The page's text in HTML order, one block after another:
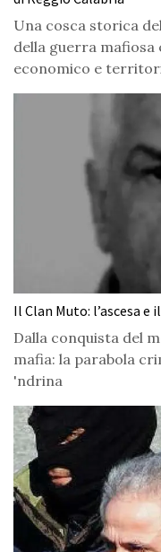
Una cosca storica
della guerra
economico e
Il Clan Muto: l’ascesa e
Dalla conquista del
mafia: la parabola
'ndrina